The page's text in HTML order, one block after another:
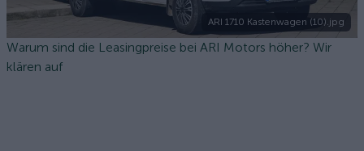
ARI 1710 Kastenwagen (10).jpg
Warum sind die Leasingpreise bei ARI Motors höher? Wir
klären auf